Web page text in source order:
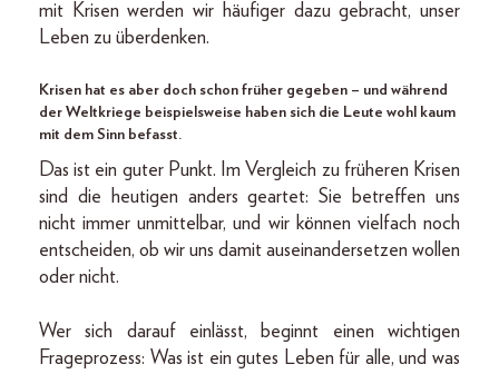
mit Krisen werden wir häufiger dazu gebracht, unser
Leben zu überdenken.
Krisen hat es aber doch schon früher gegeben – und während
der Weltkriege beispielsweise haben sich die Leute wohl kaum
mit dem Sinn befasst.
Das ist ein guter Punkt. Im Vergleich zu früheren Krisen
sind die heutigen anders geartet: Sie betreffen uns
nicht immer unmittelbar, und wir können vielfach noch
entscheiden, ob wir uns damit auseinandersetzen wollen
oder nicht.
Wer sich darauf einlässt, beginnt einen wichtigen
Frageprozess: Was ist ein gutes Leben für alle, und was